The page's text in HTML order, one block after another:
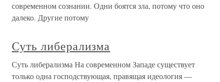
современном сознании. Одни боятся зла, потому что оно
далеко. Другие потому
Суть либерализма
Суть либерализма На современном Западе существует
только одна господствующая, правящая идеология —